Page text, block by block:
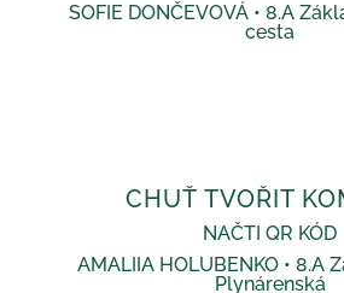
SOFIE DONČEVOVÁ • 8.A
cesta
CHUŤ TVOŘIT
NAČTI QR KÓD
AMALIIA HOLUBENKO • 8.A
Plynárenská